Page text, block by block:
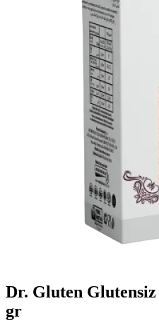
Dr. Gluten
gr